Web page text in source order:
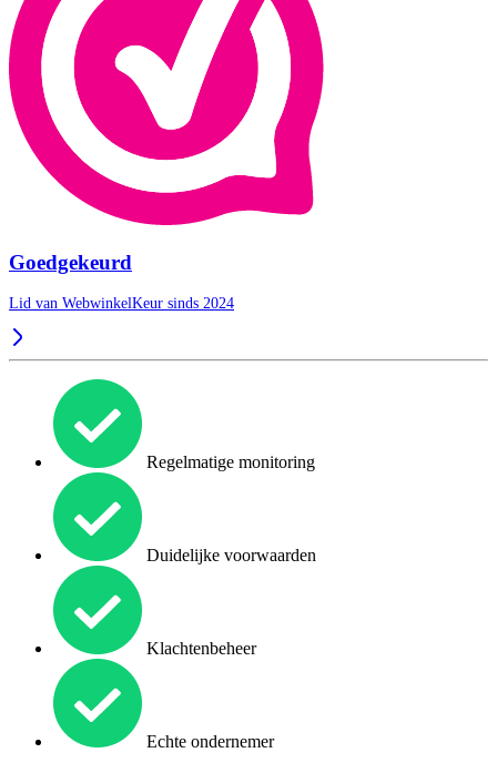
Goedgekeurd
Lid van WebwinkelKeur sinds 2024
Regelmatige monitoring
Duidelijke voorwaarden
Klachtenbeheer
Echte ondernemer